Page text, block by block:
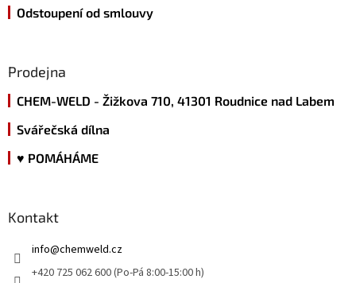
Odstoupení od smlouvy
Prodejna
CHEM-WELD - Žižkova 710, 41301 Roudnice nad Labem
Svářečská dílna
♥ POMÁHÁME
Kontakt
info@chemweld.cz
+420 725 062 600 (Po-Pá 8:00-15:00 h)